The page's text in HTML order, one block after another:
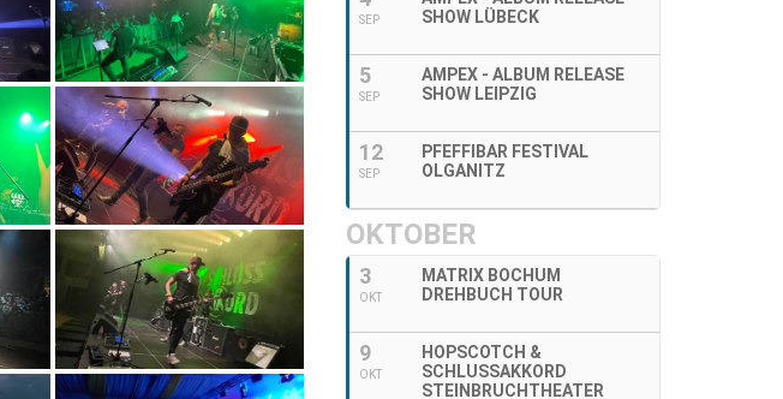
SEP
SHOW LÜBECK
5
SEP
AMPEX - ALBUM RELEASE
SHOW LEIPZIG
12
SEP
PFEFFIBAR FESTIVAL
OLGANITZ
OKTOBER
3
OKT
MATRIX BOCHUM
DREHBUCH TOUR
9
OKT
HOPSCOTCH &
SCHLUSSAKKORD
STEINBRUCHTHEATER